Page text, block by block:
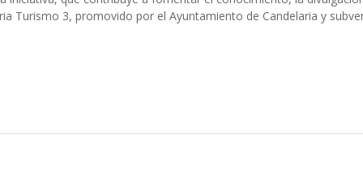
Turismo 3, promovido por el Ayuntamiento de Candelaria y